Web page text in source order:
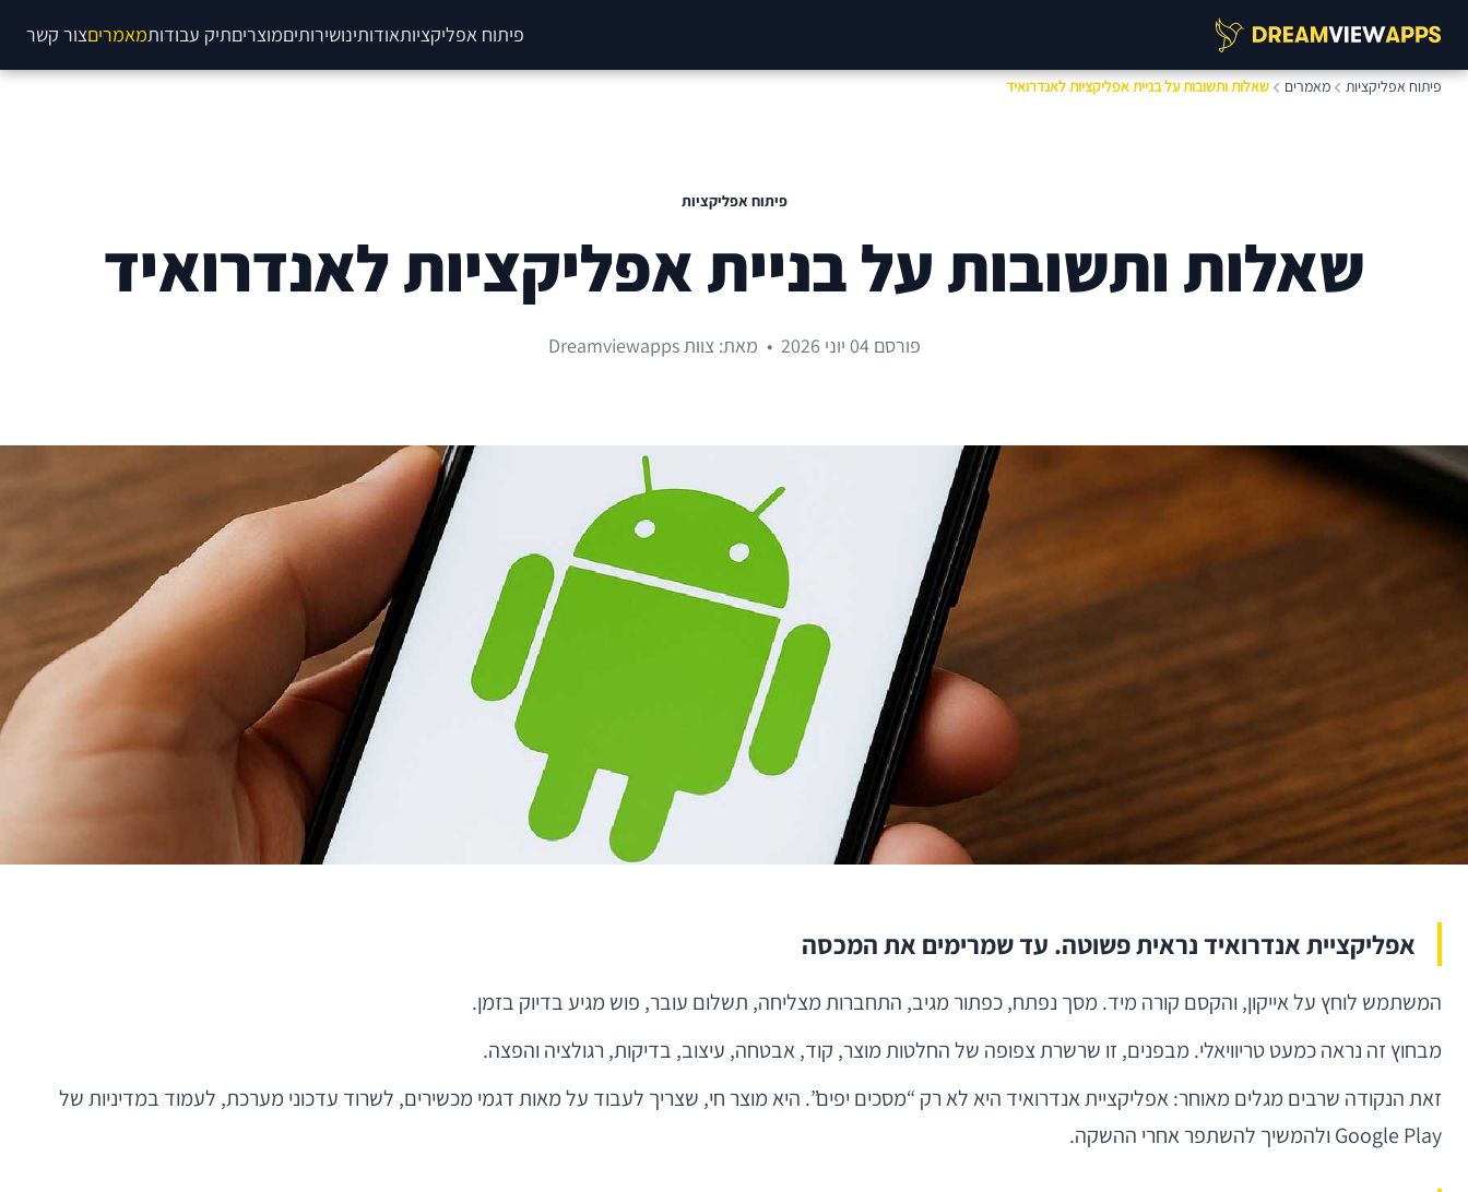
פיתוח אפליקציותאודותינושירותיםמוצריםתיק עבודותמאמריםצור קשר
פיתוח אפליקציות מאמרים שאלות ותשובות על בניית אפליקציות לאנדרואיד
פיתוח אפליקציות
שאלות ותשובות על בניית אפליקציות לאנדרואיד
פורסם 04 יוני 2026 • מאת: צוות Dreamviewapps
אפליקציית אנדרואיד נראית פשוטה. עד שמרימים את המכסה
המשתמש לוחץ על אייקון, והקסם קורה מיד. מסך נפתח, כפתור מגיב, התחברות מצליחה, תשלום עובר, פוש מגיע בדיוק בזמן.
מבחוץ זה נראה כמעט טריוויאלי. מבפנים, זו שרשרת צפופה של החלטות מוצר, קוד, אבטחה, עיצוב, בדיקות, רגולציה והפצה.
זאת הנקודה שרבים מגלים מאוחר: אפליקציית אנדרואיד היא לא רק “מסכים יפים”. היא מוצר חי, שצריך לעבוד על מאות דגמי מכשירים, לשרוד עדכוני מערכת, לעמוד במדיניות של
Google Play ולהמשיך להשתפר אחרי ההשקה.